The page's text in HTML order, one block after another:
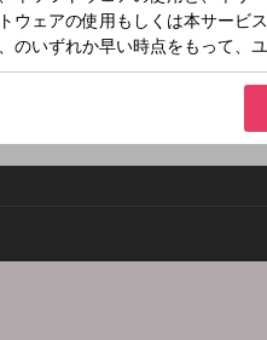
今旬！インフォメーション